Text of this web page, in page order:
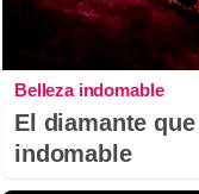
Belleza indomable
El diamante
indomable